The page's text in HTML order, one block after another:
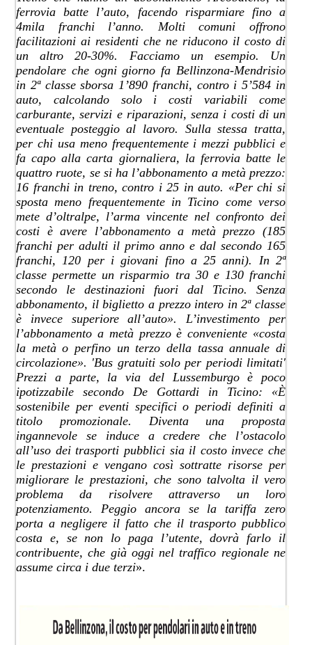
ferrovia batte l’auto, facendo risparmiare fino a
4mila franchi l’anno. Molti comuni offrono
facilitazioni ai residenti che ne riducono il costo di
un altro 20-30%. Facciamo un esempio. Un
pendolare che ogni giorno fa Bellinzona-Mendrisio
in 2ª classe sborsa 1’890 franchi, contro i 5’584 in
auto, calcolando solo i costi variabili come
carburante, servizi e riparazioni, senza i costi di un
eventuale posteggio al lavoro. Sulla stessa tratta,
per chi usa meno frequentemente i mezzi pubblici e
fa capo alla carta giornaliera, la ferrovia batte le
quattro ruote, se si ha l’abbonamento a metà prezzo:
16 franchi in treno, contro i 25 in auto. «Per chi si
sposta meno frequentemente in Ticino come verso
mete d’oltralpe, l’arma vincente nel confronto dei
costi è avere l’abbonamento a metà prezzo (185
franchi per adulti il primo anno e dal secondo 165
franchi, 120 per i giovani fino a 25 anni). In 2ª
classe permette un risparmio tra 30 e 130 franchi
secondo le destinazioni fuori dal Ticino. Senza
abbonamento, il biglietto a prezzo intero in 2ª classe
è invece superiore all’auto». L’investimento per
l’abbonamento a metà prezzo è conveniente «costa
la metà o perfino un terzo della tassa annuale di
circolazione». 'Bus gratuiti solo per periodi limitati'
Prezzi a parte, la via del Lussemburgo è poco
ipotizzabile secondo De Gottardi in Ticino: «È
sostenibile per eventi specifici o periodi definiti a
titolo promozionale. Diventa una proposta
ingannevole se induce a credere che l’ostacolo
all’uso dei trasporti pubblici sia il costo invece che
le prestazioni e vengano così sottratte risorse per
migliorare le prestazioni, che sono talvolta il vero
problema da risolvere attraverso un loro
potenziamento. Peggio ancora se la tariffa zero
porta a negligere il fatto che il trasporto pubblico
costa e, se non lo paga l’utente, dovrà farlo il
contribuente, che già oggi nel traffico regionale ne
assume circa i due terzi».